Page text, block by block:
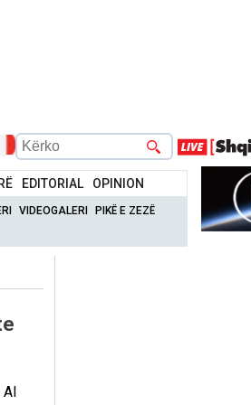
EDITORIAL OPINION
VIDEOGALERI PIKË E ZEZË
Al